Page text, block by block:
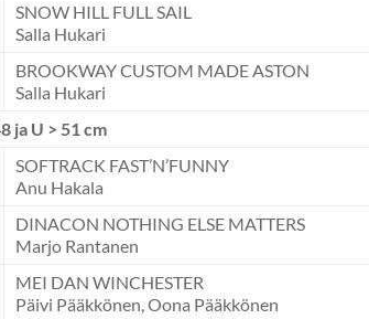
SNOW HILL FULL SAIL
Salla Hukari
BROOKWAY CUSTOM MADE ASTON
Salla Hukari
ja U > 51 cm
SOFTRACK FAST’N’FUNNY
Anu Hakala
DINACON NOTHING ELSE MATTERS
Marjo Rantanen
MEI DAN WINCHESTER
Päivi Pääkkönen, Oona Pääkkönen